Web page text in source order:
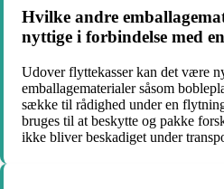
Hvilke andre
nyttige i forbindelse med
Udover flyttekasser kan det være
emballagematerialer såsom
sække til rådighed under en
bruges til at beskytte og pakke
ikke bliver beskadiget under